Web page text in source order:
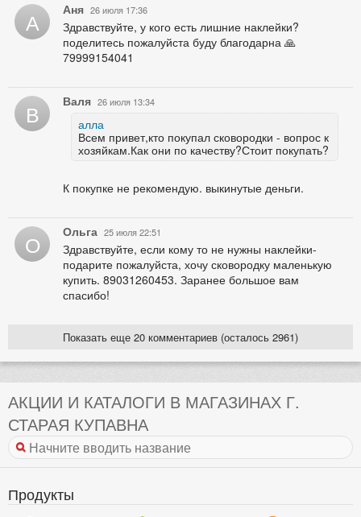
А Аня 26 июля 17:36
Здравствуйте, у кого есть лишние наклейки?
поделитесь пожалуйста буду благодарна 🙏
79999154041
В Валя 26 июля 13:34
алла
Всем привет,кто покупал сковородки - вопрос к
хозяйкам.Как они по качеству?Стоит покупать?
К покупке не рекомендую. выкинутые деньги.
О Ольга 25 июля 22:51
Здравствуйте, если кому то не нужны наклейки-
подарите пожалуйста, хочу сковородку маленькую
купить. 89031260453. Заранее большое вам
спасибо!
Показать еще 20 комментариев (осталось 2961)
АКЦИИ И КАТАЛОГИ В МАГАЗИНАХ Г.
СТАРАЯ КУПАВНА
Продукты